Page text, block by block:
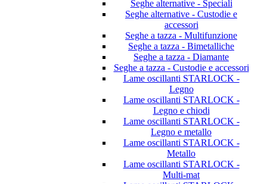
Seghe alternative - Speciali
Seghe alternative - Custodie e
accessori
Seghe a tazza - Multifunzione
Seghe a tazza - Bimetalliche
Seghe a tazza - Diamante
Seghe a tazza - Custodie e accessori
Lame oscillanti STARLOCK -
Legno
Lame oscillanti STARLOCK -
Legno e chiodi
Lame oscillanti STARLOCK -
Legno e metallo
Lame oscillanti STARLOCK -
Metallo
Lame oscillanti STARLOCK -
Multi-mat